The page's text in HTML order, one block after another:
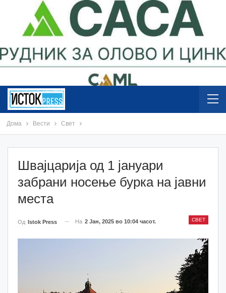
Дома Вести Свет
Швајцарија од 1 јануари
забрани носење бурка на јавни
места
СВЕТ
Од Istok Press На 2 Јан, 2025 во 10:04 часот.